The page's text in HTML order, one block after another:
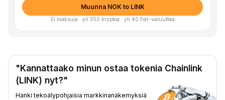
Muunna NOK to LINK
Ei maksuja · yli 350 kryptoa · yli 40 fiat-valuuttaa
"Kannattaako minun ostaa tokenia Chainlink
(LINK) nyt?"
Hanki tekoälypohjaisia markkinanäkemyksiä